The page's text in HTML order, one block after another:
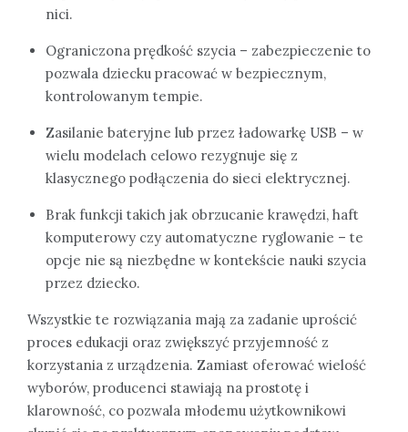
nici.
Ograniczona prędkość szycia – zabezpieczenie to
pozwala dziecku pracować w bezpiecznym,
kontrolowanym tempie.
Zasilanie bateryjne lub przez ładowarkę USB – w
wielu modelach celowo rezygnuje się z
klasycznego podłączenia do sieci elektrycznej.
Brak funkcji takich jak obrzucanie krawędzi, haft
komputerowy czy automatyczne ryglowanie – te
opcje nie są niezbędne w kontekście nauki szycia
przez dziecko.
Wszystkie te rozwiązania mają za zadanie uprościć
proces edukacji oraz zwiększyć przyjemność z
korzystania z urządzenia. Zamiast oferować wielość
wyborów, producenci stawiają na prostotę i
klarowność, co pozwala młodemu użytkownikowi